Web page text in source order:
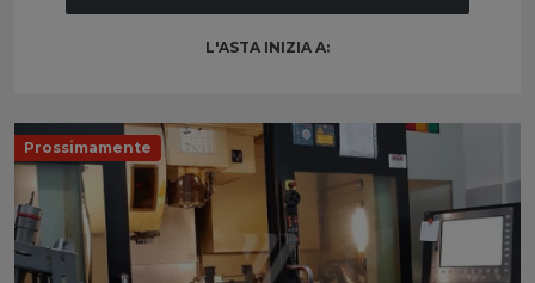
L'ASTA INIZIA A:
Prossimamente